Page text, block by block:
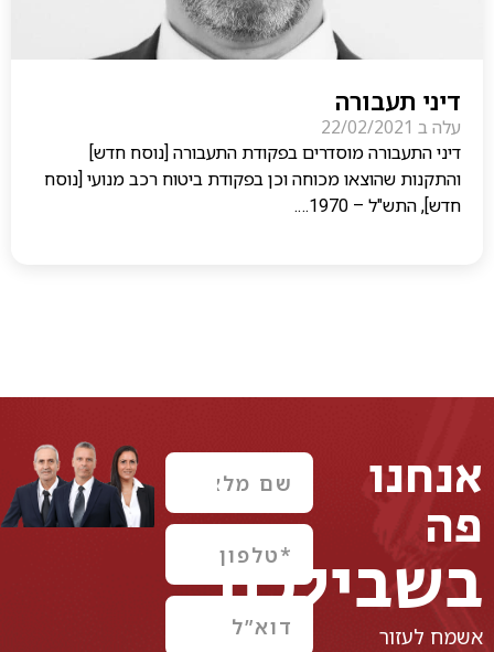
דיני תעבורה
עלה ב 22/02/2021
דיני התעבורה מוסדרים בפקודת התעבורה [נוסח חדש]
והתקנות שהוצאו מכוחה וכן בפקודת ביטוח רכב מנועי [נוסח
חדש], התש"ל – 1970….
אנחנו
פה
בשבילכם
אשמח לעזור